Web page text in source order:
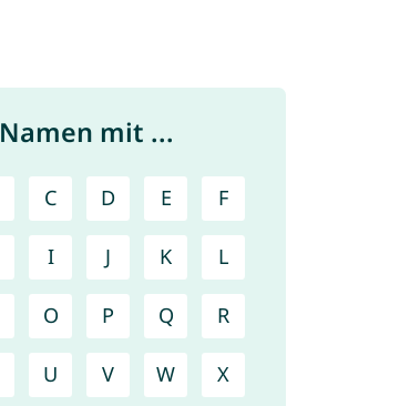
Namen mit ...
C D E F
I J K L
O P Q R
U V W X